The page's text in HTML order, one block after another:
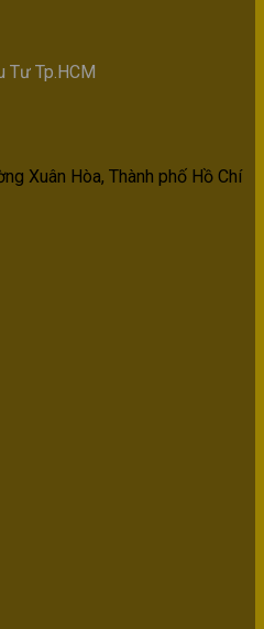
Tư Tp.HCM
Xuân Hòa, Thành phố Hồ Chí